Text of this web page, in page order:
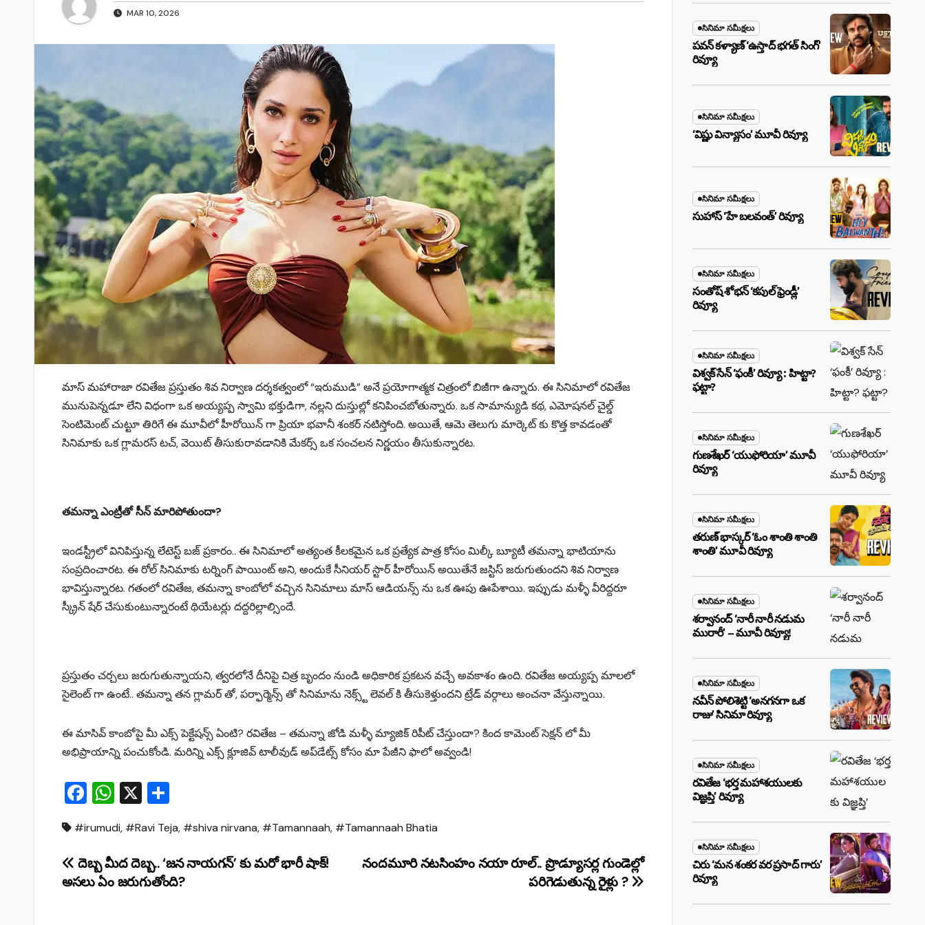
MAR 10, 2026
మాస్ మహారాజా రవితేజ ప్రస్తుతం శివ నిర్వాణ దర్శకత్వంలో “ఇరుముడి” అనే ప్రయోగాత్మక చిత్రంలో బిజీగా ఉన్నారు. ఈ సినిమాలో రవితేజ
మునుపెన్నడూ లేని విధంగా ఒక అయ్యప్ప స్వామి భక్తుడిగా, నల్లని దుస్తుల్లో కనిపించబోతున్నారు. ఒక సామాన్యుడి కథ, ఎమోషనల్ చైల్డ్
సెంటిమెంట్ చుట్టూ తిరిగే ఈ మూవీలో హీరోయిన్ గా ప్రియా భవానీ శంకర్ నటిస్తోంది. అయితే, ఆమె తెలుగు మార్కెట్ కు కొత్త కావడంతో
సినిమాకు ఒక గ్లామరస్ టచ్, వెయిట్ తీసుకురావడానికి మేకర్స్ ఒక సంచలన నిర్ణయం తీసుకున్నారట.
తమన్నా ఎంట్రీతో సీన్ మారిపోతుందా?
ఇండస్ట్రీలో వినిపిస్తున్న లేటెస్ట్ బజ్ ప్రకారం.. ఈ సినిమాలో అత్యంత కీలకమైన ఒక ప్రత్యేక పాత్ర కోసం మిల్కీ బ్యూటీ తమన్నా భాటియాను
సంప్రదించారట. ఈ రోల్ సినిమాకు టర్నింగ్ పాయింట్ అని, అందుకే సీనియర్ స్టార్ హీరోయిన్ అయితేనే జస్టిస్ జరుగుతుందని శివ నిర్వాణ
భావిస్తున్నారట. గతంలో రవితేజ, తమన్నా కాంబోలో వచ్చిన సినిమాలు మాస్ ఆడియన్స్ ను ఒక ఊపు ఊపేశాయి. ఇప్పుడు మళ్ళీ వీరిద్దరూ
స్క్రీన్ షేర్ చేసుకుంటున్నారంటే థియేటర్లు దద్దరిల్లాల్సిందే.
ప్రస్తుతం చర్చలు జరుగుతున్నాయని, త్వరలోనే దీనిపై చిత్ర బృందం నుండి అధికారిక ప్రకటన వచ్చే అవకాశం ఉంది. రవితేజ అయ్యప్ప మాలలో
సైలెంట్ గా ఉంటే.. తమన్నా తన గ్లామర్ తో, పర్ఫార్మెన్స్ తో సినిమాను నెక్స్ట్ లెవల్ కి తీసుకెళ్తుందని ట్రేడ్ వర్గాలు అంచనా వేస్తున్నాయి.
ఈ మాసివ్ కాంబోపై మీ ఎక్స్ పెక్టేషన్స్ ఏంటి? రవితేజ – తమన్నా జోడి మళ్ళీ మ్యాజిక్ రిపీట్ చేస్తుందా? కింద కామెంట్ సెక్షన్ లో మీ
అభిప్రాయాన్ని పంచుకోండి. మరిన్ని ఎక్స్ క్లూజివ్ టాలీవుడ్ అప్‌డేట్స్ కోసం మా పేజీని ఫాలో అవ్వండి!
F
c
e
b
W
at
s
A
X
ar
e
#irumudi, #Ravi Teja, #shiva nirvana, #Tamannaah, #Tamannaah Bhatia
Post
navigation
నందమూరి నటసింహం నయా రూల్.. ప్రొడ్యూసర్ల గుండెల్లో
పరిగెడుతున్న రైళ్లు ?
దెబ్బ మీద దెబ్బ.. ‘జన నాయగన్’ కు మరో భారీ షాక్!
అసలు ఏం జరుగుతోంది?
సినిమా సమీక్షలు
పవన్ కళ్యాణ్ ‘ఉస్తాద్ భ‌గ‌త్ సింగ్’
రివ్యూ
సినిమా సమీక్షలు
‘విష్ణు విన్యాసం’ మూవీ రివ్యూ
సినిమా సమీక్షలు
సుహాస్ ‘హే బలవంత్’ రివ్యూ
సినిమా సమీక్షలు
సంతోష్ శోభన్ ‘కపుల్ ఫ్రెండ్లీ’
రివ్యూ
సినిమా సమీక్షలు
విశ్వక్ సేన్ ‘ఫంకీ’ రివ్యూ : హిట్టా?
ఫట్టా?
సినిమా సమీక్షలు
గుణశేఖర్ ‘యుఫోరియా’ మూవీ
రివ్యూ
సినిమా సమీక్షలు
తరుణ్ భాస్కర్ ‘ఓం శాంతి శాంతి
శాంతి’ మూవీ రివ్యూ
సినిమా సమీక్షలు
శర్వానంద్ ‘నారీ నారీ నడుమ
మురారీ’ – మూవీ రివ్యూ!
సినిమా సమీక్షలు
నవీన్ పోలిశెట్టి ‘అనగనగా ఒక
రాజు’ సినిమా రివ్యూ
సినిమా సమీక్షలు
రవితేజ ‘భర్త మహాశయులకు
విజ్ఞప్తి’ రివ్యూ
సినిమా సమీక్షలు
చిరు ‘మ‌న శంక‌ర వ‌ర ప్ర‌సాద్ గారు’
రివ్యూ